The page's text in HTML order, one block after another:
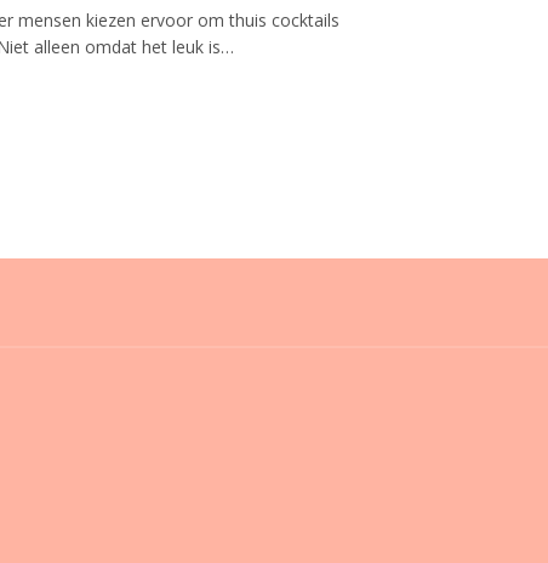
mensen kiezen ervoor om thuis cocktails
alleen omdat het leuk is…